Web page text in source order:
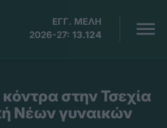
ΕΓΓ. ΜΕΛΗ
2026-27: 13.124
στην Τσεχία
Νέων γυναικών